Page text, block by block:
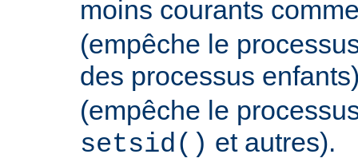
moins courants
(empêche le
des processus
(empêche le
setsid() et autres).